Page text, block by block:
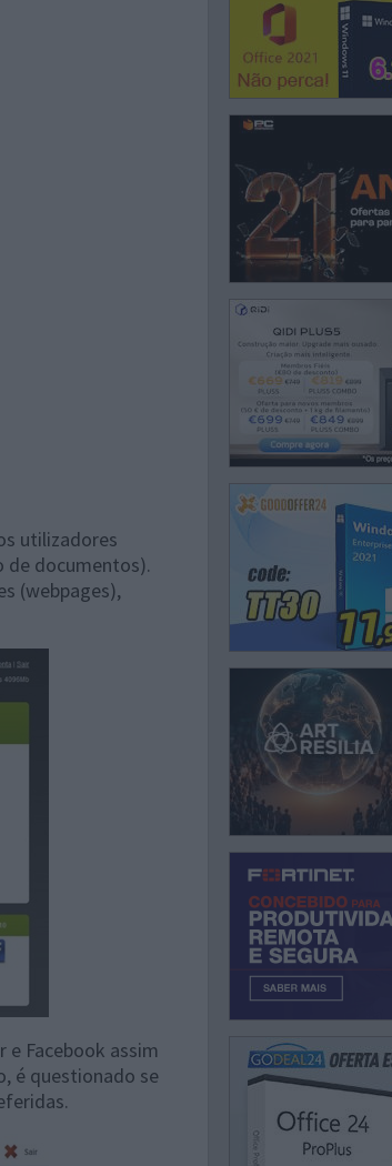
utilizadores
documentos).
(webpages),
Facebook assim
é questionado se